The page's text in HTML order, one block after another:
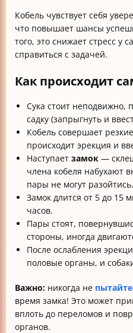
Кобель чувствует себя
что повышает шансы
того, это снижает стресс у
справиться с задачей.
Как происходит
Сука стоит неподвижно,
садку (запрыгнуть и
Кобель совершает
происходит эрекция и
Наступает замок —
члена кобеля набухают
пары не могут разойтись.
Замок длится от 5 до 15
часов.
Пары стоят,
стороны, иногда
После ослабления
половые органы, и
Важно: никогда не
время замка! Это может
вплоть до переломов и
органов.